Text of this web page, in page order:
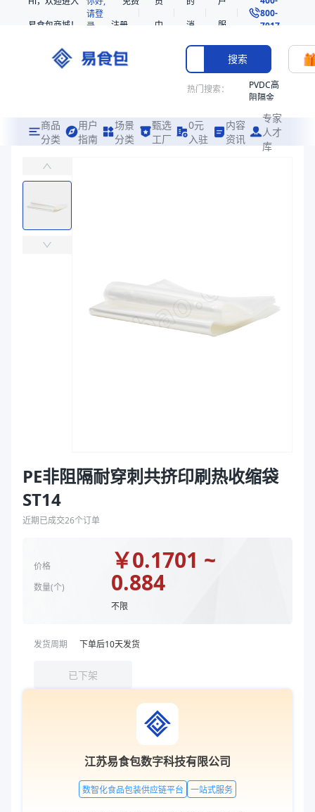
易食包商城！
请登
录
注册
中
消
息
服
务
800-
7017
搜索
热门搜索：
PVDC高
阻隔金
共挤热
收缩袋
热收缩
袋
商品
分类
用户
指南
场景
分类
甄选
工厂
0元
入驻
内容
资讯
专家
人才
库
易食包（EPAK）专注于PE非阻隔耐穿刺共挤印刷热收缩袋ST14包装
商品参数
商品品牌
225、350、180、205、250、200、300、325、
500、330、260、280、600、550、400、490
长度 mm
138、200、205、210、220、225、230、250、
印刷色数
产品特性
材质 EVA/PE 厚度60μm
PE非阻隔耐穿刺共挤印刷热收缩袋
ST14
近期已成交26个订单
价格
数量(个)
￥0.1701 ~
0.884
不限
发货周期 下单后10天发货
已下架
江苏易食包数字科技有限公司
数智化食品包装供应链平台 一站式服务